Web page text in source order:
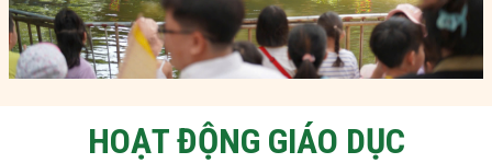
HOẠT ĐỘNG GIÁO DỤC